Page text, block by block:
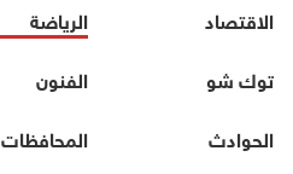
الاقتصاد
الرياضة
توك شو
الفنون
الحوادث
المحافظات